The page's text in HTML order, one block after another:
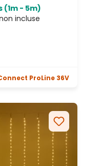
(1m - 5m)
incluse
ProLine 36V